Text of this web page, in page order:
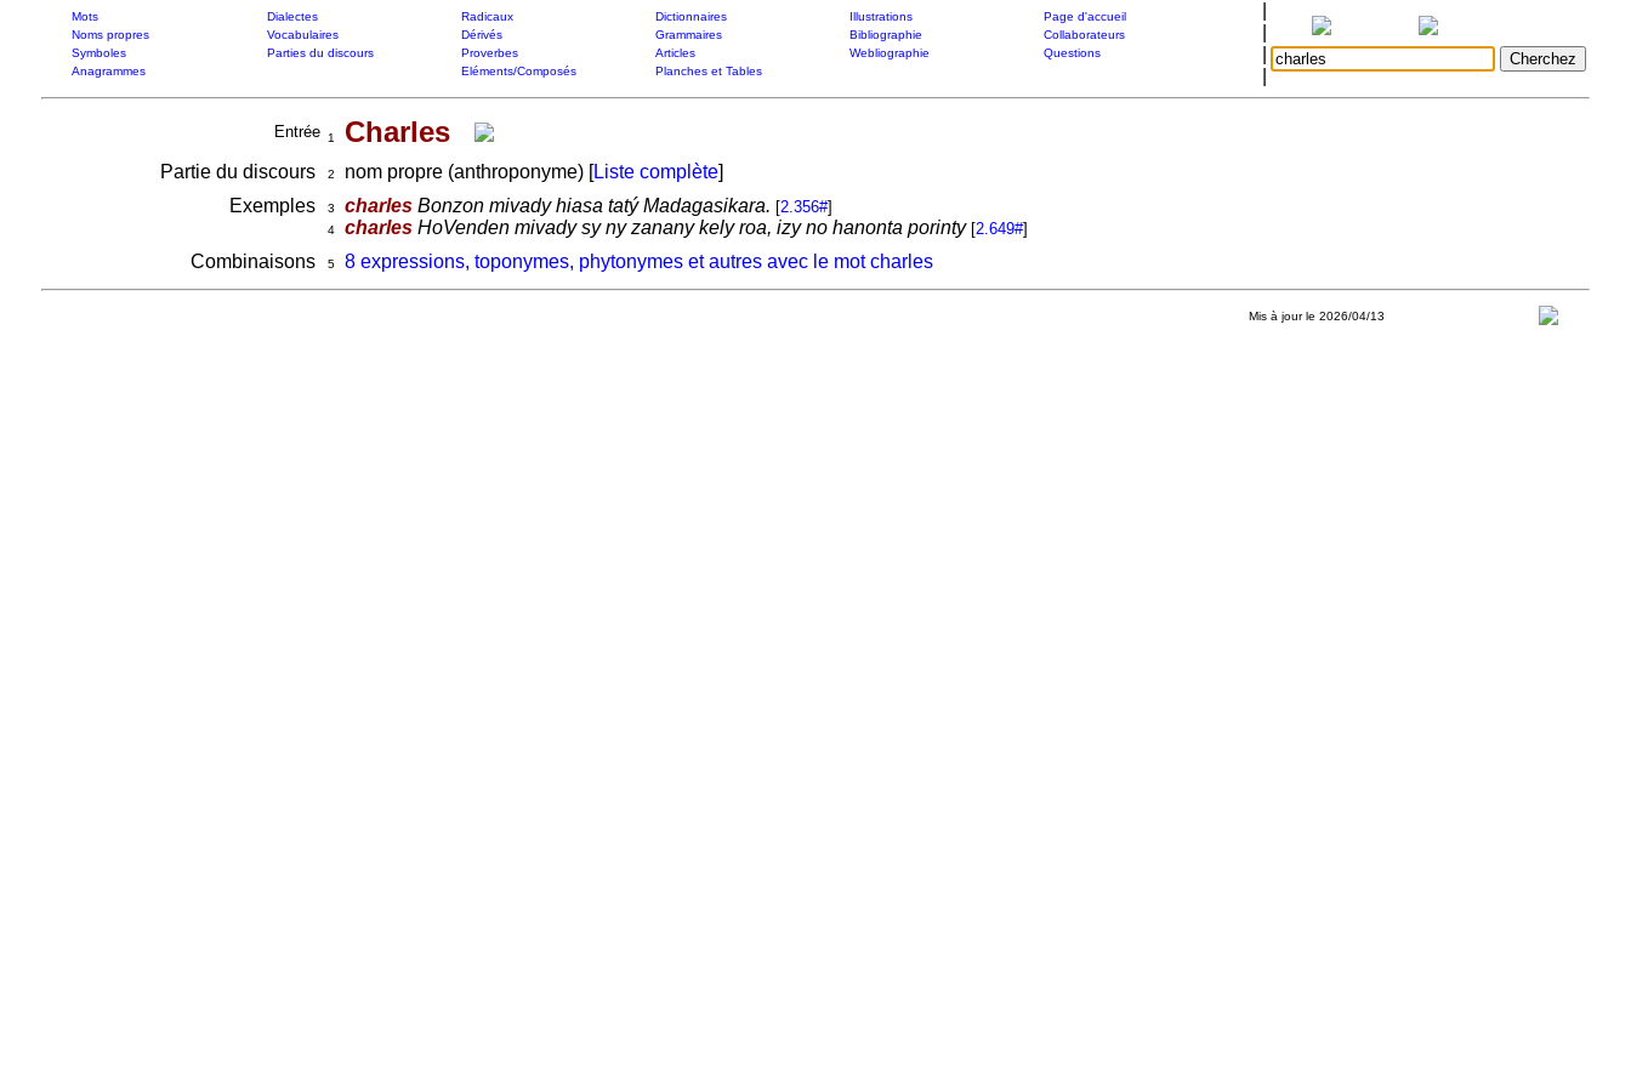
Mots Dialectes Radicaux Dictionnaires Illustrations
Page d'accueil
Noms propres
Vocabulaires Dérivés Grammaires Bibliographie
Collaborateurs
Symboles
Parties du discours Proverbes Articles Webliographie
Questions
Anagrammes
Eléments/Composés Planches et Tables
Entrée 1 Charles
Partie du discours 2 nom propre (anthroponyme) [Liste complète]
Exemples
3 charlesBonzon mivady hiasa tatý Madagasikara. [2.356#]
4 charlesHoVenden mivady sy ny zanany kely roa, izy no hanonta porinty [2.649#]
Combinaisons 5 8 expressions, toponymes, phytonymes et autres avec le mot charles
Mis à jour le 2026/04/13